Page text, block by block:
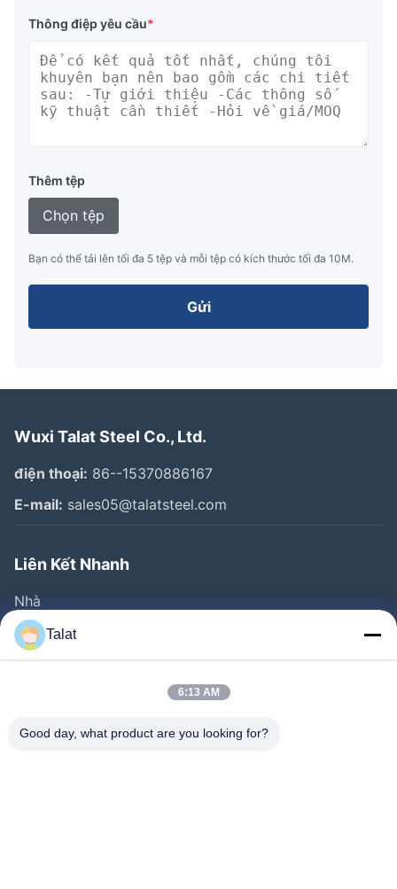
Thông điệp yêu cầu*
Thêm tệp
Chọn tệp
Bạn có thể tải lên tối đa 5 tệp và mỗi tệp có kích thước tối đa 10M.
Gửi
Wuxi Talat Steel Co., Ltd.
điện thoại: 86--15370886167
E-mail: sales05@talatsteel.com
Liên Kết Nhanh
Nhà
Sản Phẩm
Về Chúng Tôi
Kiểm Soát Chất Lượng
Talat
6:13 AM
Good day, what product are you looking for?